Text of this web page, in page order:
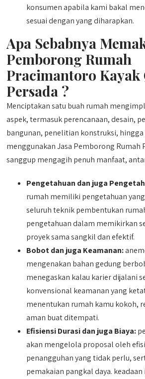
konsumen apabila kami bakal
sesuai dengan yang diharapkan.
Apa Sebabnya
Pemborong Rumah
Pracimantoro Kayak
Persada ?
Menciptakan satu buah rumah
aspek, termasuk perencanaan, desain,
bangunan, penelitian konstruksi, hingga
menggunakan Jasa Pemborong Rumah
sanggup mengagih penuh manfaat,
Pengetahuan dan juga
rumah memiliki pengetahuan
seluruh teknik pembentukan
pengetahuan dalam memikirkan
proyek sama sangkil dan efektif.
Bobot dan juga Keamanan:
mengenakan bahan gedung
menegaskan kalau karier dijalani
konvensional keamanan yang
menentukan rumah kamu kokoh,
aman buat ditempati.
Efisiensi Durasi dan juga Biaya:
akan mengelola proposal oleh
penangguhan yang tidak perlu,
pemakaian pangkal daya.